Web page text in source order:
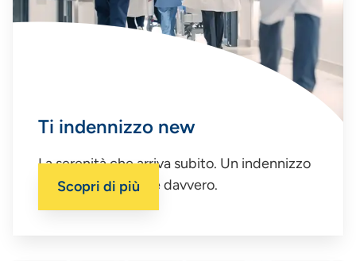
Ti indennizzo new
La serenità che arriva subito. Un indennizzo
certo quando serve davvero.
Scopri di più